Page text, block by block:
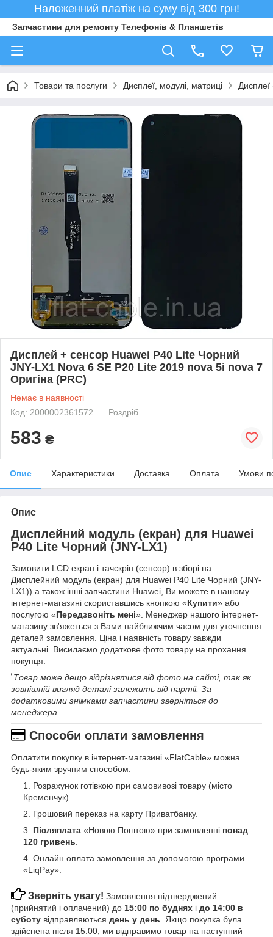
Наложенний платіж на суму від 300 грн!
Запчастини для ремонту Телефонів & Планшетів
Товари та послуги Дисплеї, модулі, матриці
Дисплей + сенсор Huawei P40 Lite Чорний
JNY-LX1 Nova 6 SE P20 Lite 2019 nova 5i nova 7
Оригіна (PRC)
Немає в наявності
Код: 2000002361572
Роздріб
583 ₴
Опис Характеристики Доставка Оплата Умови
Опис
Дисплейний модуль (екран) для Huawei
P40 Lite Чорний (JNY-LX1)
Замовити LCD екран і тачскрін (сенсор) в зборі на
Дисплейний модуль (екран) для Huawei P40 Lite Чорний (JNY-
LX1)) а також інші запчастини Huawei, Ви можете в нашому
інтернет-магазині скориставшись кнопкою «Купити» або
послугою «Передзвоніть мені». Менеджер нашого інтернет-
магазину зв'яжеться з Вами найближчим часом для уточнення
деталей замовлення. Ціна і наявність товару завжди
актуальні. Висилаємо додаткове фото товару на прохання
покупця.
⃰ Товар може дещо відрізнятися від фото на сайті, так як
зовнішній вигляд деталі залежить від партії. За
додатковими знімками запчастини зверніться до
менеджера.
Способи оплати замовлення
Оплатити покупку в інтернет-магазині «FlatCable» можна
будь-яким зручним способом:
Розрахунок готівкою при самовивозі товару (місто
Кременчук).
Грошовий переказ на карту Приватбанку.
Післяплата «Новою Поштою» при замовленні понад
120 гривень
Онлайн оплата замовлення за допомогою програми
«LiqPay».
Зверніть увагу! Замовлення підтверджений
(прийнятий і оплачений) до 15:00 по буднях і до 14:00 в
суботу відправляються день у день . Якщо покупка була
здійснена після 15:00, ми відправимо товар на наступний